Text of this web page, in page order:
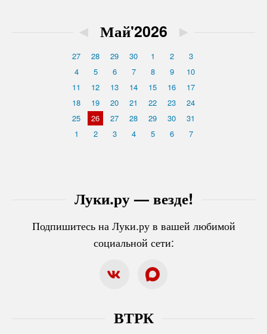
Луки.ру — везде!
Подпишитесь на Луки.ру в вашей любимой
социальной сети:
◄ Май'2026 ►
27 28 29 30 1 2
3
4
5 6 7 8 9
10
11
12 13 14 15 16
17
18
19 20 21 22 23
24
25
26 27 28 29 30
31
1
2 3 4 5 6 7
ВТРК